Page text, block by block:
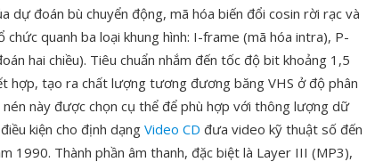
dự đoán bù chuyển động, mã hóa biến đổi cosin rời rạc và
quanh ba loại khung hình: I-frame (mã hóa intra), P-
hai chiều). Tiêu chuẩn nhắm đến tốc độ bit khoảng 1,5
hợp, tạo ra chất lượng tương đương băng VHS ở độ phân
nén này được chọn cụ thể để phù hợp với thông lượng dữ
kiện cho định dạng Video CD đưa video kỹ thuật số đến
1990. Thành phần âm thanh, đặc biệt là Layer III (MP3),